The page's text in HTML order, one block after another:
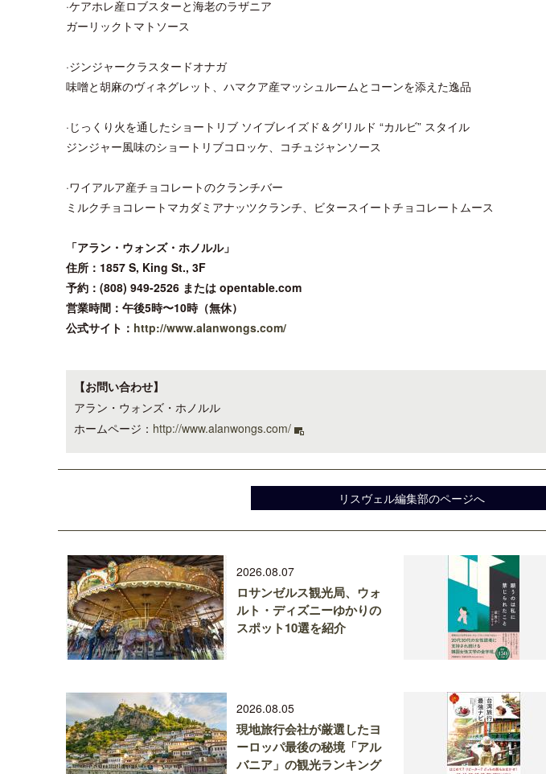
·ケアホレ産ロブスターと海老のラザニア
ガーリックトマトソース
·ジンジャークラスタードオナガ
味噌と胡麻のヴィネグレット、ハマクア産マッシュルームとコーンを添えた逸品
·じっくり火を通したショートリブ ソイブレイズド＆グリルド “カルビ” スタイル
ジンジャー風味のショートリブコロッケ、コチュジャンソース
·ワイアルア産チョコレートのクランチバー
ミルクチョコレートマカダミアナッツクランチ、ビタースイートチョコレートムース
「アラン・ウォンズ・ホノルル」
住所：1857 S, King St., 3F
予約：(808) 949-2526 または opentable.com
営業時間：午後5時〜10時（無休）
公式サイト： http://www.alanwongs.com/
【お問い合わせ】
アラン・ウォンズ・ホノルル
ホームページ： http://www.alanwongs.com/
リスヴェル編集部のページへ
2026.08.07
ロサンゼルス観光局、ウォ
ルト・ディズニーゆかりの
スポット10選を紹介
2026.08.05
現地旅行会社が厳選したヨ
ーロッパ最後の秘境「アル
バニア」の観光ランキング